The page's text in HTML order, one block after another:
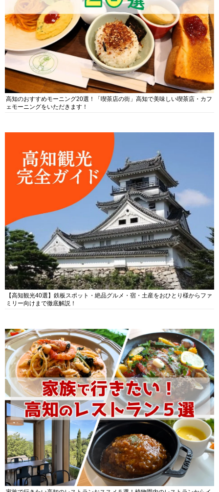
高知のおすすめモーニング20選！「喫茶店の街」高知で美味しい喫茶店・カフ
ェモーニングをいただきます！
【高知観光40選】鉄板スポット・絶品グルメ・宿・土産をおひとり様からファ
ミリー向けまで徹底解説！